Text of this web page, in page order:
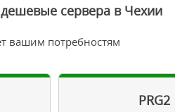
сервера в Чехии
вашим потребностям
PRG2